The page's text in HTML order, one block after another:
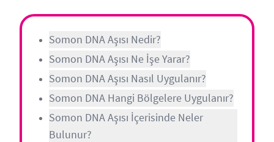
Somon DNA Aşısı Nedir?
Somon DNA Aşısı Ne İşe Yarar?
Somon DNA Aşısı Nasıl Uygulanır?
Somon DNA Hangi Bölgelere Uygulanır?
Somon DNA Aşısı İçerisinde Neler
Bulunur?